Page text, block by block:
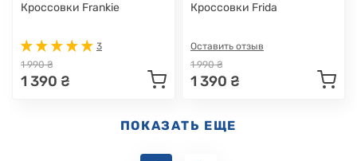
Кроссовки Frankie
3
1 990 ₴
1 390 ₴
Кроссовки Frida
Оставить отзыв
1 990 ₴
1 390 ₴
ПОКАЗАТЬ ЕЩЕ